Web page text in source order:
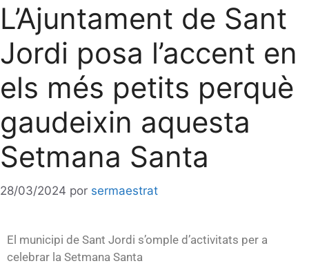
L’Ajuntament de Sant
Jordi posa l’accent en
els més petits perquè
gaudeixin aquesta
Setmana Santa
28/03/2024 por sermaestrat
El municipi de Sant Jordi s’omple d’activitats per a
celebrar la Setmana Santa